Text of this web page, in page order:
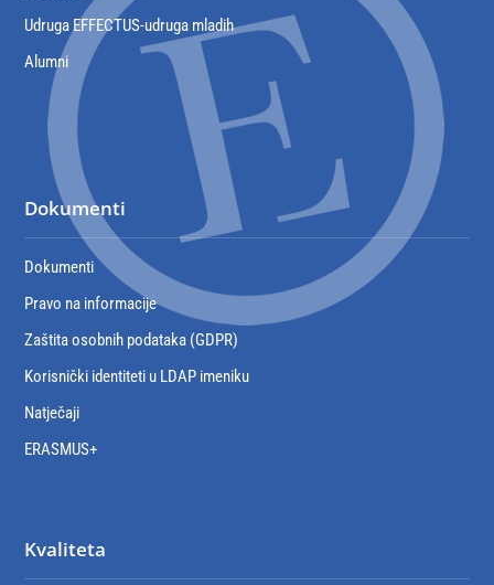
Udruga EFFECTUS-udruga mladih
Alumni
Dokumenti
Dokumenti
Pravo na informacije
Zaštita osobnih podataka (GDPR)
Korisnički identiteti u LDAP imeniku
Natječaji
ERASMUS+
Kvaliteta